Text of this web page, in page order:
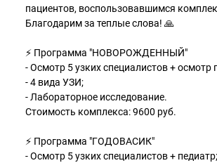
пациентов, воспользовавшимся
Благодарим за теплые слова! 🙏
⚡ Программа "НОВОРОЖДЕННЫЙ"
- Осмотр 5 узких специалистов + осмотр
- 4 вида УЗИ;
- Лабораторное исследование.
Стоимость комплекса: 9600 руб.
⚡ Программа "ГОДОВАСИК"
- Осмотр 5 узких специалистов + педиатр;